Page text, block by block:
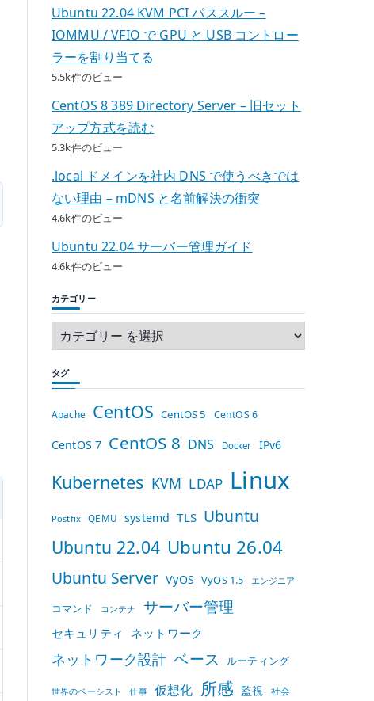
Ubuntu 22.04 KVM PCI パススルー –
IOMMU / VFIO で GPU と USB コントロー
ラーを割り当てる
5.5k件のビュー
CentOS 8 389 Directory Server – 旧セット
アップ方式を読む
5.3k件のビュー
.local ドメインを社内 DNS で使うべきでは
ない理由 – mDNS と名前解決の衝突
4.6k件のビュー
Ubuntu 22.04 サーバー管理ガイド
4.6k件のビュー
カテゴリー
タグ
Apache CentOS CentOS 5 CentOS 6
CentOS 7 CentOS 8 DNS Docker IPv6
Kubernetes KVM LDAP Linux
Postfix QEMU systemd TLS Ubuntu
Ubuntu 22.04 Ubuntu 26.04
Ubuntu Server VyOS VyOS 1.5 エンジニア
コマンド コンテナ サーバー管理
セキュリティ ネットワーク
ネットワーク設計 ベース ルーティング
世界のベーシスト 仕事 仮想化 所感 監視 社会